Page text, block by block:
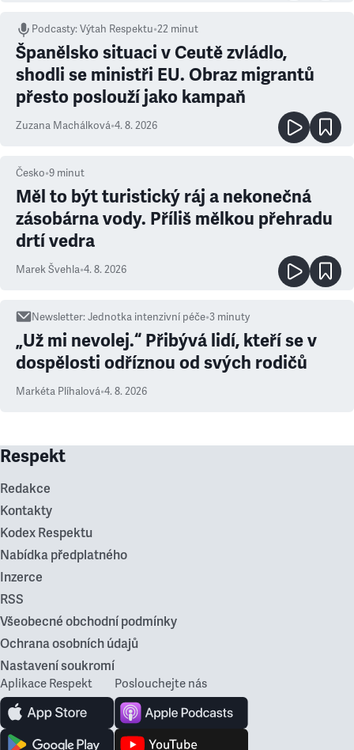
Podcasty:Výtah Respektu•22 minut
Španělsko situaci v Ceutě zvládlo,
shodli se ministři EU. Obraz migrantů
přesto poslouží jako kampaň
Zuzana Machálková•4. 8. 2026
Česko•9 minut
Měl to být turistický ráj a nekonečná
zásobárna vody. Příliš mělkou přehradu
drtí vedra
Marek Švehla•4. 8. 2026
Newsletter:Jednotka intenzivní péče•3 minuty
„Už mi nevolej.“ Přibývá lidí, kteří se v
dospělosti odříznou od svých rodičů
Markéta Plíhalová•4. 8. 2026
Respekt
Redakce
Kontakty
Kodex Respektu
Nabídka předplatného
Inzerce
RSS
Všeobecné obchodní podmínky
Ochrana osobních údajů
Nastavení soukromí
Aplikace Respekt Poslouchejte nás